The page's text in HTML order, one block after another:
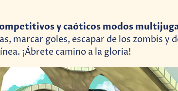
y caóticos modos
marcar goles, escapar de los zombis y
¡Ábrete camino a la gloria!